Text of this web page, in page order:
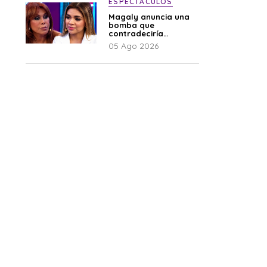
Magaly anuncia una
bomba que
contradeciría
comunicado de La
Bella Luz: “Hay un
05 Ago 2026